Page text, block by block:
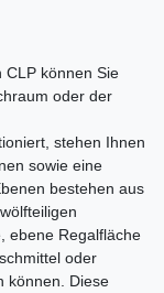
CLP können Sie
oder der
stehen Ihnen
sowie eine
bestehen aus
ebene Regalfläche
oder
können. Diese